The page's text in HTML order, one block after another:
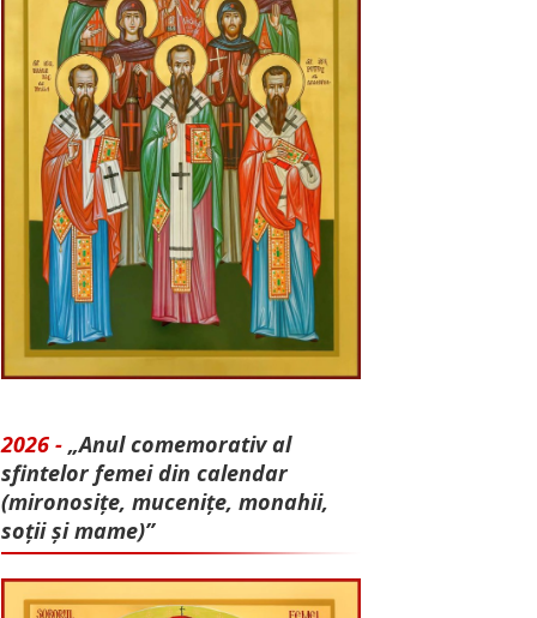
2026 - „Anul comemorativ al
sfintelor femei din calendar
(mironosițe, mu­cenițe, monahii,
soții și mame)”